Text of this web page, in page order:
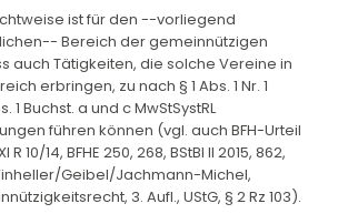
ist für den --vorliegend
Bereich der gemeinnützigen
auch Tätigkeiten, die solche Vereine in
erbringen, zu nach § 1 Abs. 1 Nr. 1
1 Buchst. a und c MwStSystRL
führen können (vgl. auch BFH-Urteil
10/14, BFHE 250, 268, BStBl II 2015, 862,
Geibel/Jachmann-Michel,
3. Aufl., UStG, § 2 Rz 103).